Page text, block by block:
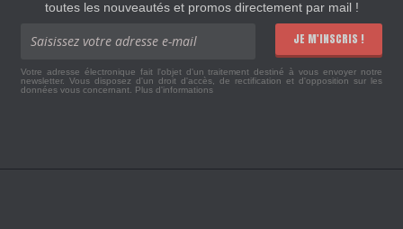
toutes les nouveautés et promos directement par mail !
JE M'INSCRIS !
Votre adresse électronique fait l'objet d'un traitement destiné à vous envoyer notre
newsletter. Vous disposez d'un droit d'accès, de rectification et d'opposition sur les
données vous concernant. Plus d'informations